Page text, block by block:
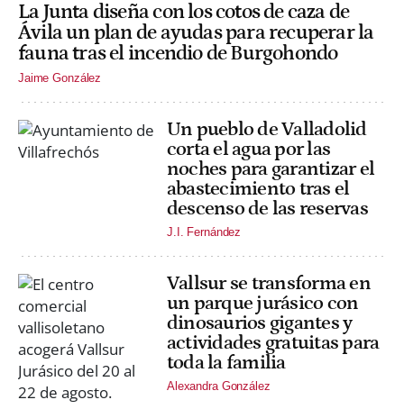
La Junta diseña con los cotos de caza de
Ávila un plan de ayudas para recuperar la
fauna tras el incendio de Burgohondo
Jaime González
Un pueblo de Valladolid
corta el agua por las
noches para garantizar el
abastecimiento tras el
descenso de las reservas
J.I. Fernández
Vallsur se transforma en
un parque jurásico con
dinosaurios gigantes y
actividades gratuitas para
toda la familia
Alexandra González